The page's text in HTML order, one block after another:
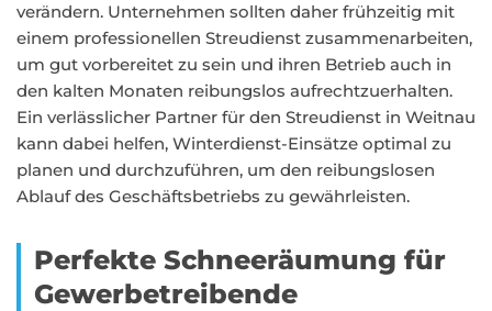
verändern. Unternehmen sollten daher frühzeitig mit
einem professionellen Streudienst zusammenarbeiten,
um gut vorbereitet zu sein und ihren Betrieb auch in
den kalten Monaten reibungslos aufrechtzuerhalten.
Ein verlässlicher Partner für den Streudienst in Weitnau
kann dabei helfen, Winterdienst-Einsätze optimal zu
planen und durchzuführen, um den reibungslosen
Ablauf des Geschäftsbetriebs zu gewährleisten.
Perfekte Schneeräumung für
Gewerbetreibende